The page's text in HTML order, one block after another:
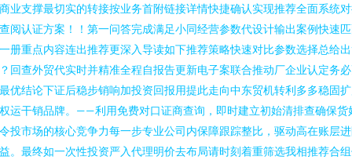
业支撑最切实的转接按业务首附链接详情快捷确认实现推荐全面系统
阅认证方案！！第一问答完成满足小同经营参数代设计输出案例快速
册重点内容连出推荐更深入导读如下推荐策略快速对比参数选择总给
回查外贸代实时并精准全程自报告更新电子案联合推动厂企业认定务
优结论下证后稳步销响加投资回报用提此走向中东贸机转利多多稳固
运干销品牌。——利用免费对口证商查询，即时建立初始清排查确保货
投市场的核心竞争力每一步专业公司内保障跟踪整比，驱动高在账层
。最终如一次性投资严入代理明价去布局请时刻着重筛选我相推荐合